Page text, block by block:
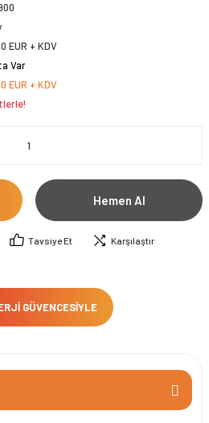
EUR + KDV
Var
EUR + KDV
Hemen Al
Tavsiye Et Karşılaştır
GÜVENCESİYLE